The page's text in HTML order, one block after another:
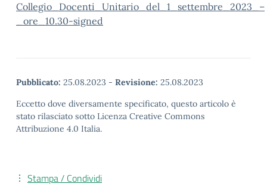
Collegio_Docenti_Unitario_del_1_settembre_2023_–
_ore_10.30-signed
Pubblicato: 25.08.2023 - Revisione: 25.08.2023
Eccetto dove diversamente specificato, questo articolo è
stato rilasciato sotto Licenza Creative Commons
Attribuzione 4.0 Italia.
Stampa / Condividi